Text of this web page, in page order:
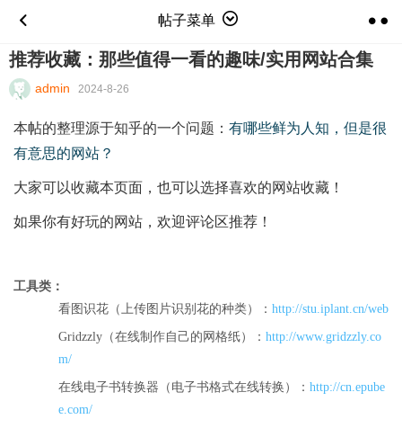
帖子菜单
推荐收藏：那些值得一看的趣味/实用网站合集
admin 2024-8-26
本帖的整理源于知乎的一个问题： 有哪些鲜为人知，但是很
有意思的网站？
大家可以收藏本页面，也可以选择喜欢的网站收藏！
如果你有好玩的网站，欢迎评论区推荐！
工具类：
看图识花（上传图片识别花的种类）： http://stu.iplant.cn/web
Gridzzly（在线制作自己的网格纸）： http://www.gridzzly.co
m/
在线电子书转换器（电子书格式在线转换）： http://cn.epube
e.com/